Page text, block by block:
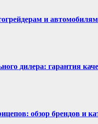
и
дилера: гарантия
обзор брендов и